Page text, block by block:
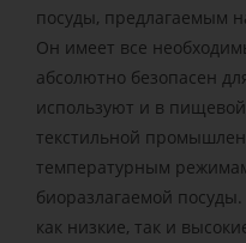
посуды, предлагаемым
Он имеет все
абсолютно безопасен
используют и в
текстильной
температурным
биоразлагаемой
как низкие, так и